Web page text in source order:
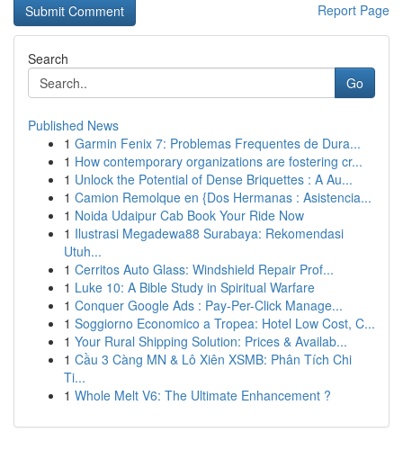
Report Page
Search
Go
Published News
1 Garmin Fenix 7: Problemas Frequentes de Dura...
1 How contemporary organizations are fostering cr...
1 Unlock the Potential of Dense Briquettes : A Au...
1 Camion Remolque en {Dos Hermanas : Asistencia...
1 Noida Udaipur Cab Book Your Ride Now
1 Ilustrasi Megadewa88 Surabaya: Rekomendasi
Utuh...
1 Cerritos Auto Glass: Windshield Repair Prof...
1 Luke 10: A Bible Study in Spiritual Warfare
1 Conquer Google Ads : Pay-Per-Click Manage...
1 Soggiorno Economico a Tropea: Hotel Low Cost, C...
1 Your Rural Shipping Solution: Prices & Availab...
1 Cầu 3 Càng MN & Lô Xiên XSMB: Phân Tích Chi
Ti...
1 Whole Melt V6: The Ultimate Enhancement ?